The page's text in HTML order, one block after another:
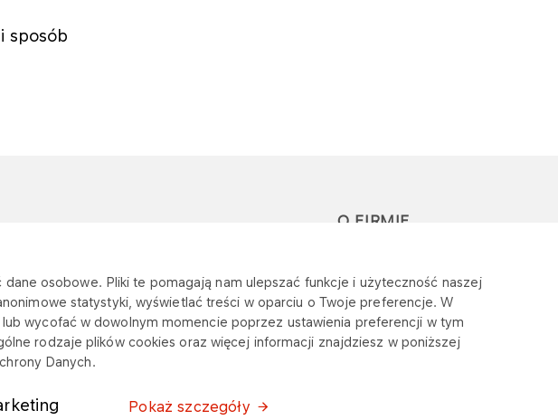
osobowe. Pliki te pomagają nam ulepszać funkcje i użyteczność naszej
statystyki, wyświetlać treści w oparciu o Twoje preferencje. W
wycofać w dowolnym momencie poprzez ustawienia preferencji w tym
rodzaje plików cookies oraz więcej informacji znajdziesz w poniższej
Danych.
Pokaż szczegóły
sposób
cieplna
O FIRMIE
Zintegrowany
System Zarządzania